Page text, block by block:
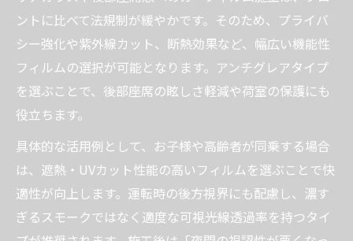
ントに比べて法規制が緩やかです。そのため、プライバ
シー強化や紫外線カット、断熱効果など、幅広い機能性
フィルムの選択が可能となります。アンチグレアタイプ
を選ぶことで、後部座席の眩しさ軽減や荷室の保護にも
役立ちます。
具体的な活用例として、お子様や高齢者が同乗する場合
は、遮熱・UVカット性能の高いフィルムを選ぶことで快
適性が向上します。運転時の後方視界にも配慮し、濃す
ぎるスモークではなく適度な可視光線透過率を持つタイ